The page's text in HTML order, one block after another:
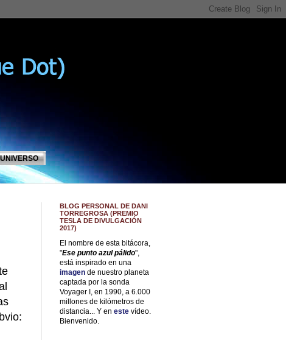
UNIVERSO
BLOG PERSONAL DE DANI
TORREGROSA (PREMIO
TESLA DE DIVULGACIÓN
2017)
El nombre de esta bitácora,
"Ese punto azul pálido",
está inspirado en una
imagen de nuestro planeta
captada por la sonda
Voyager I, en 1990, a 6.000
millones de kilómetros de
distancia... Y en este vídeo.
Bienvenido.